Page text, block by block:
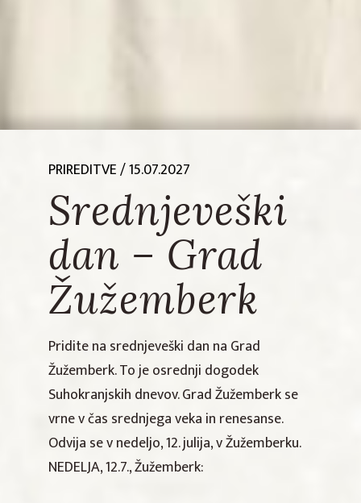
PRIREDITVE/ 15.07.2027
Srednjeveški
dan – Grad
Žužemberk
Pridite na srednjeveški dan na Grad
Žužemberk. To je osrednji dogodek
Suhokranjskih dnevov. Grad Žužemberk se
vrne v čas srednjega veka in renesanse.
Odvija se v nedeljo, 12. julija, v Žužemberku.
NEDELJA, 12.7., Žužemberk: